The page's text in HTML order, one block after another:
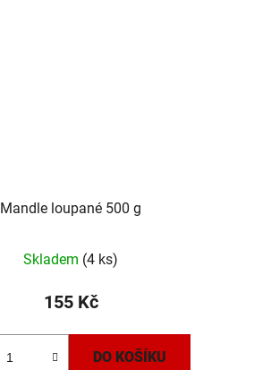
Mandle loupané 500 g
Skladem (4 ks)
155 Kč
DO KOŠÍKU